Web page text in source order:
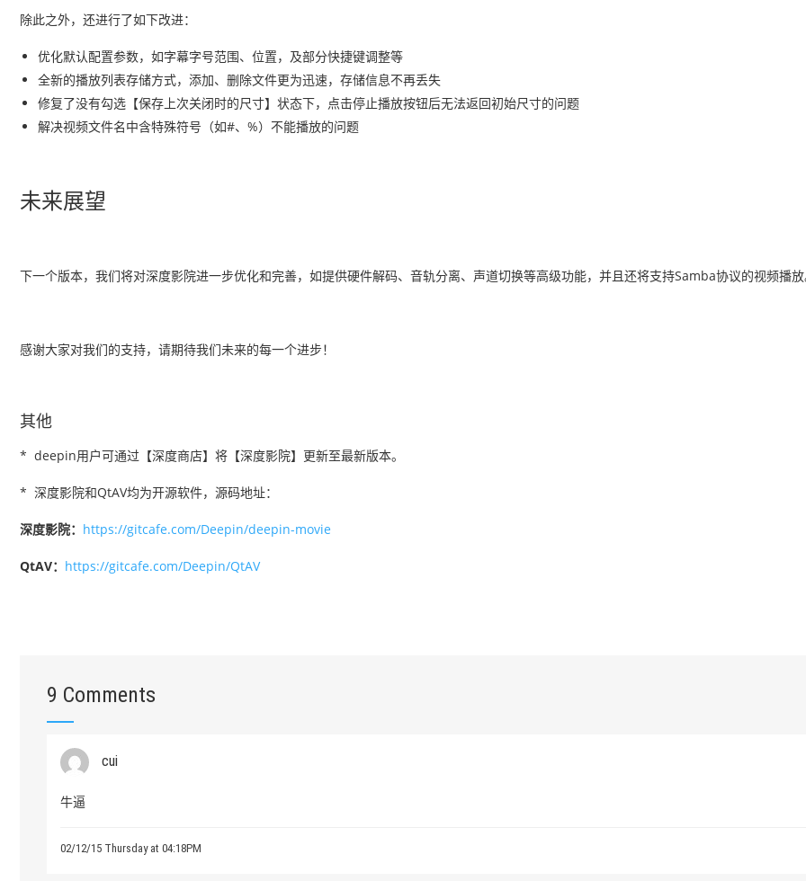
除此之外，还进行了如下改进：
优化默认配置参数，如字幕字号范围、位置，及部分快捷键调整等
全新的播放列表存储方式，添加、删除文件更为迅速，存储信息不再丢失
修复了没有勾选【保存上次关闭时的尺寸】状态下，点击停止播放按钮后无法返回初始尺寸的问题
解决视频文件名中含特殊符号（如#、%）不能播放的问题
未来展望
下一个版本，我们将对深度影院进一步优化和完善，如提供硬件解码、音轨分离、声道切换等高级功能，并且还将支持Samba协议的视频播
感谢大家对我们的支持，请期待我们未来的每一个进步！
其他
* deepin用户可通过【深度商店】将【深度影院】更新至最新版本。
* 深度影院和QtAV均为开源软件，源码地址：
深度影院： https://gitcafe.com/Deepin/deepin-movie
QtAV： https://gitcafe.com/Deepin/QtAV
9 Comments
cui
牛逼
02/12/15 Thursday at 04:18PM